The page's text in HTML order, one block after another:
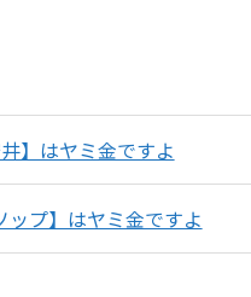
】はヤミ金ですよ
プ】はヤミ金ですよ